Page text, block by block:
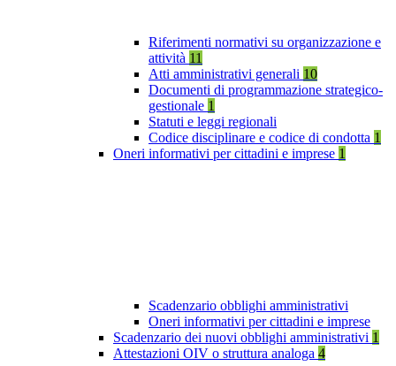
Riferimenti normativi su organizzazione e
attività 11
Atti amministrativi generali 10
Documenti di programmazione strategico-
gestionale 1
Statuti e leggi regionali
Codice disciplinare e codice di condotta 1
Oneri informativi per cittadini e imprese 1
Scadenzario obblighi amministrativi
Oneri informativi per cittadini e imprese
Scadenzario dei nuovi obblighi amministrativi 1
Attestazioni OIV o struttura analoga 4